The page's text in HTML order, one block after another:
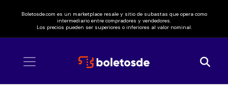
Boletosde.com es un marketplace resale y sitio de subastas que opera como
intermediario entre compradores y vendedores.
Los precios pueden ser superiores o inferiores al valor nominal.